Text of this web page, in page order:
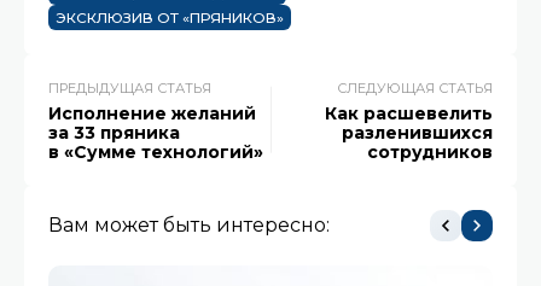
ЭКСКЛЮЗИВ ОТ «ПРЯНИКОВ»
ПРЕДЫДУЩАЯ СТАТЬЯ
Исполнение желаний
за 33 пряника
в «Сумме технологий»
СЛЕДУЮЩАЯ СТАТЬЯ
Как расшевелить
разленившихся
сотрудников
Вам может быть интересно: